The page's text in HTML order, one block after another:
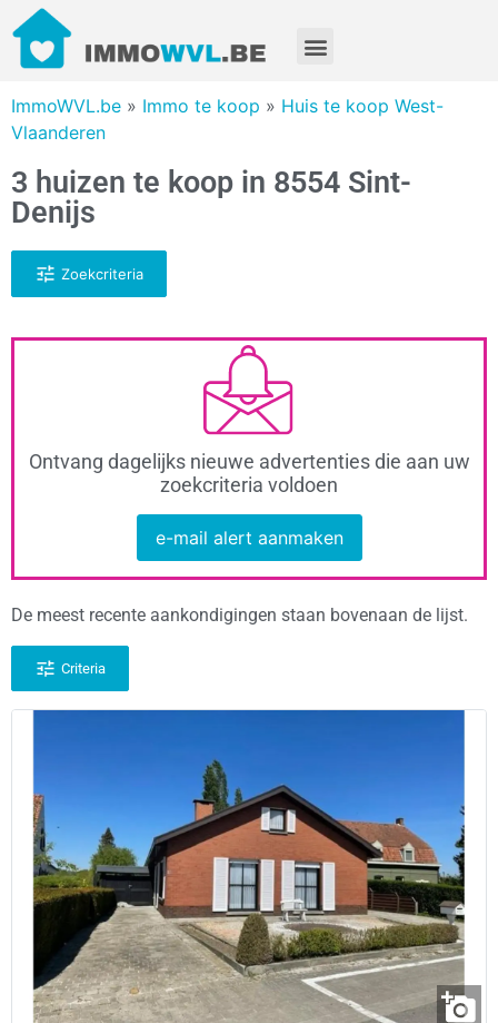
ImmoWVL.be » Immo te koop » Huis te koop West-
Vlaanderen
3 huizen te koop in 8554 Sint-
Denijs
Zoekcriteria
Ontvang dagelijks nieuwe advertenties die aan uw
zoekcriteria voldoen
e-mail alert aanmaken
De meest recente aankondigingen staan bovenaan de lijst.
Criteria